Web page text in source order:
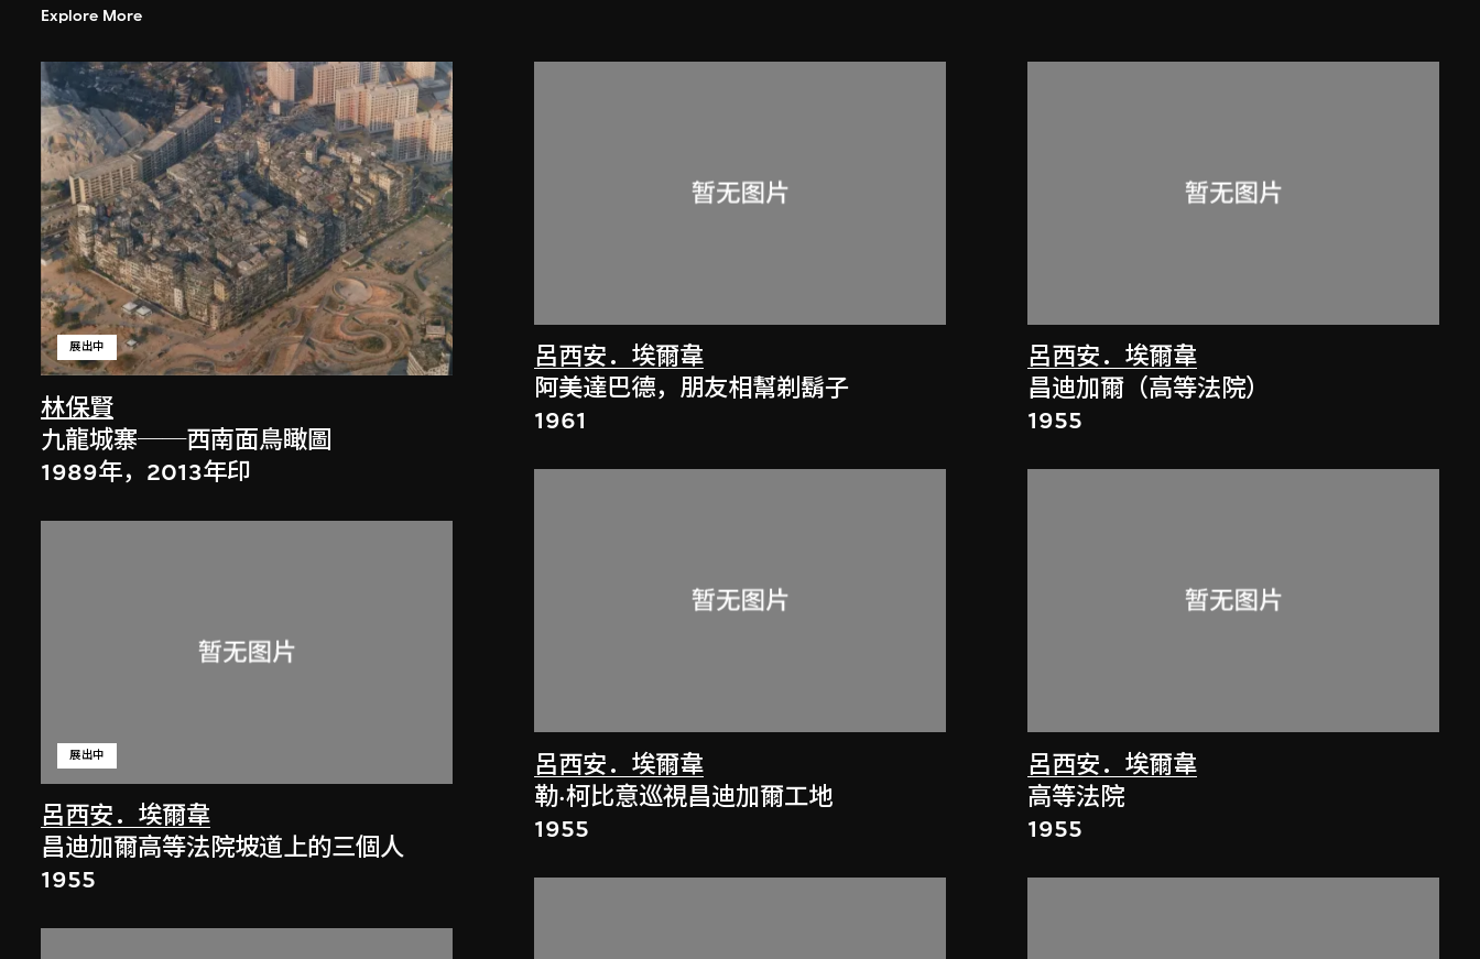
Explore More
林保賢
展出中
九龍城寨──西南面鳥瞰圖
1989年，2013年印
呂西安．埃爾韋
展出中
昌迪加爾高等法院坡道上的三個人
1955
呂西安．埃爾韋
阿美達巴德，朋友相幫剃鬍子
1961
呂西安．埃爾韋
勒·柯比意巡視昌迪加爾工地
1955
呂西安．埃爾韋
昌迪加爾（高等法院）
1955
呂西安．埃爾韋
高等法院
1955